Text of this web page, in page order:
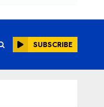
SUBSCRIBE